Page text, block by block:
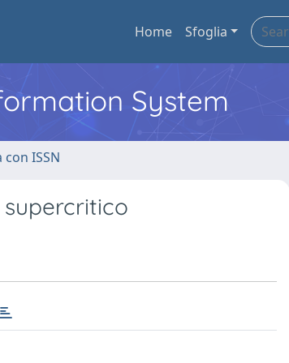
Home Sfoglia
System
ISSN